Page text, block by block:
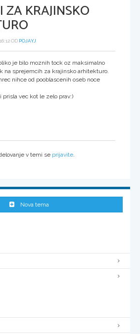
ZA KRAJINSKO
OD POJAYJ
je bilo moznih tock oz maksimalno
na sprejemcih za krajinsko arhitekturo.
nihce od pooblascenih oseb noce
prisla vec kot le zelo prav:)
v temi se prijavite
Nova tema